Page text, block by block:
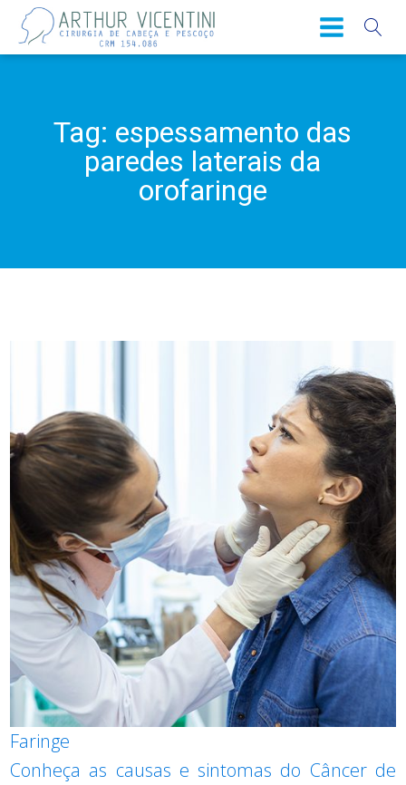
Tag: espessamento das
paredes laterais da
orofaringe
Faringe
Conheça as causas e sintomas do Câncer de